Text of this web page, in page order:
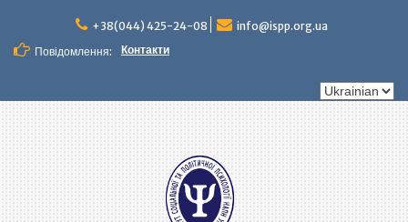
вмісту
+38(044) 425-24-08
info@ispp.org.ua
Повідомлення:
Контакти
Вибрати